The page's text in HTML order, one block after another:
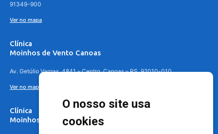
O nosso site usa
cookies
91349-900
Ver no mapa
Clínica
Moinhos de Vento Canoas
Av. Getúlio Vargas, 4841 – Centro, Canoas – RS, 92010-010
Ver no mapa
Clínica
Moinhos de Vento - Teresópolis